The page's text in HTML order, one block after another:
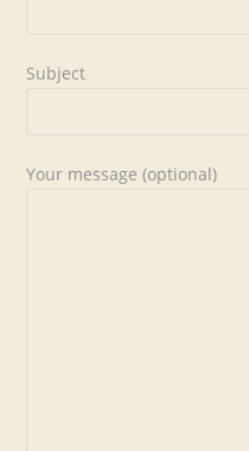
Subject
Your message (optional)